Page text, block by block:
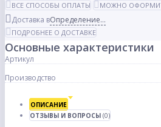
ВСЕ СПОСОБЫ ОПЛАТЫ МОЖНО
Доставка вОпределение...
ПОДРОБНЕЕ О ДОСТАВКЕ
Основные характеристики
Артикул
Производство
ОПИСАНИЕ
ОТЗЫВЫ И ВОПРОСЫ (0)